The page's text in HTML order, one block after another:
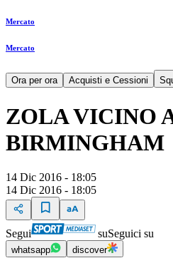
Mercato
Mercato
Ora per ora Acquisti e Cessioni
ZOLA VICINO
BIRMINGHAM
14 Dic 2016 - 18:05
14 Dic 2016 - 18:05
Segui suSeguici su
whatsapp discover